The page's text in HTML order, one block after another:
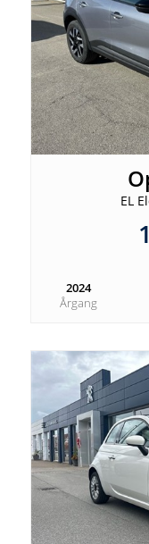
EL
2024
Årgang